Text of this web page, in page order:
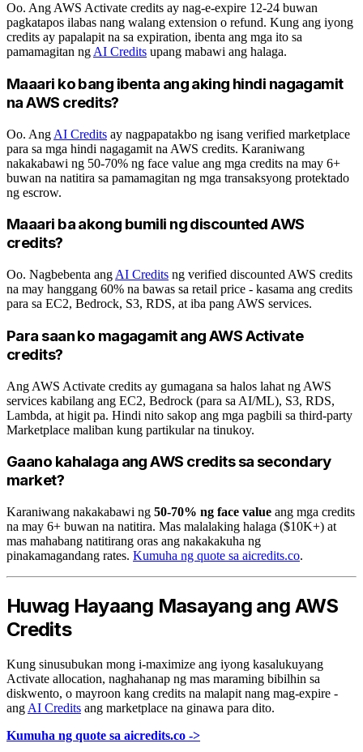
Oo. Ang AWS Activate credits ay nag-e-expire 12-24 buwan
pagkatapos ilabas nang walang extension o refund. Kung ang iyong
credits ay papalapit na sa expiration, ibenta ang mga ito sa
pamamagitan ng AI Credits upang mabawi ang halaga.
Maaari ko bang ibenta ang aking hindi nagagamit
na AWS credits?
Oo. Ang AI Credits ay nagpapatakbo ng isang verified marketplace
para sa mga hindi nagagamit na AWS credits. Karaniwang
nakakabawi ng 50-70% ng face value ang mga credits na may 6+
buwan na natitira sa pamamagitan ng mga transaksyong protektado
ng escrow.
Maaari ba akong bumili ng discounted AWS
credits?
Oo. Nagbebenta ang AI Credits ng verified discounted AWS credits
na may hanggang 60% na bawas sa retail price - kasama ang credits
para sa EC2, Bedrock, S3, RDS, at iba pang AWS services.
Para saan ko magagamit ang AWS Activate
credits?
Ang AWS Activate credits ay gumagana sa halos lahat ng AWS
services kabilang ang EC2, Bedrock (para sa AI/ML), S3, RDS,
Lambda, at higit pa. Hindi nito sakop ang mga pagbili sa third-party
Marketplace maliban kung partikular na tinukoy.
Gaano kahalaga ang AWS credits sa secondary
market?
Karaniwang nakakabawi ng 50-70% ng face value ang mga credits
na may 6+ buwan na natitira. Mas malalaking halaga ($10K+) at
mas mahabang natitirang oras ang nakakakuha ng
pinakamagandang rates. Kumuha ng quote sa aicredits.co.
Huwag Hayaang Masayang ang AWS
Credits
Kung sinusubukan mong i-maximize ang iyong kasalukuyang
Activate allocation, naghahanap ng mas maraming bibilhin sa
diskwento, o mayroon kang credits na malapit nang mag-expire -
ang AI Credits ang marketplace na ginawa para dito.
Kumuha ng quote sa aicredits.co ->